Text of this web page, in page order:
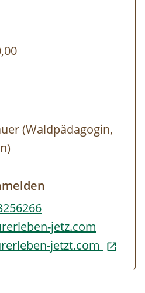
(Waldpädagogin,
jetz.com
jetzt.com